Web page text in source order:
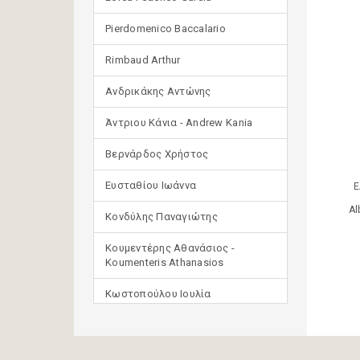
Pierdomenico Baccalario
Rimbaud Arthur
Ανδρικάκης Αντώνης
Άντριου Κάνια - Andrew Kania
Βερνάρδος Χρήστος
Ευσταθίου Ιωάννα
Κονδύλης Παναγιώτης
Κουμεντέρης Αθανάσιος -
Koumenteris Athanasios
Κωστοπούλου Ιουλία
(μετάφραση)